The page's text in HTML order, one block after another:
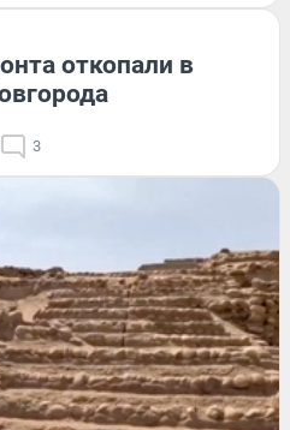
откопали в
3